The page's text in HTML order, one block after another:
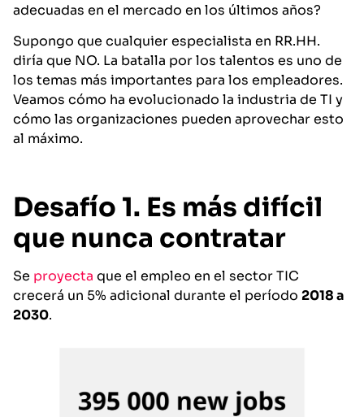
adecuadas en el mercado en los últimos años?
Supongo que cualquier especialista en RR.HH.
diría que NO. La batalla por los talentos es uno de
los temas más importantes para los empleadores.
Veamos cómo ha evolucionado la industria de TI y
cómo las organizaciones pueden aprovechar esto
al máximo.
Desafío 1. Es más difícil
que nunca contratar
Se proyecta que el empleo en el sector TIC
crecerá un 5% adicional durante el período 2018 a
2030.